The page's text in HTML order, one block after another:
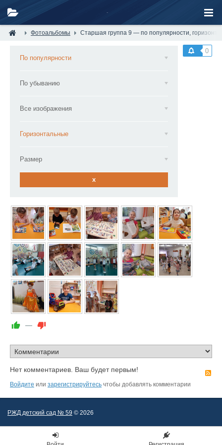
Фотоальбомы Старшая группа 9 — по популярности,
0
По популярности
По убыванию
Все изображения
Горизонтальные
Размер
x
—
Нет комментариев. Ваш будет первым!
Войдите или зарегистрируйтесь чтобы добавлять комментарии
РЖД детский сад № 59 © 2026